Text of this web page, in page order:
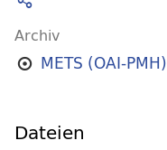
Archiv
METS (OAI-PMH)
Dateien